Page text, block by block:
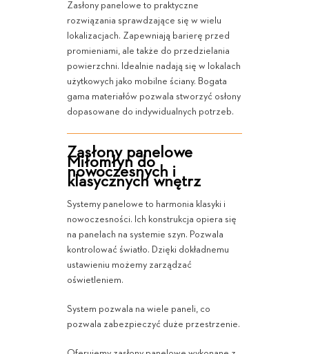
Zasłony panelowe to praktyczne
rozwiązania sprawdzające się w wielu
lokalizacjach. Zapewniają barierę przed
promieniami, ale także do przedzielania
powierzchni. Idealnie nadają się w lokalach
użytkowych jako mobilne ściany. Bogata
gama materiałów pozwala stworzyć osłony
dopasowane do indywidualnych potrzeb.
Zasłony panelowe
Miłomłyn do
nowoczesnych i
klasycznych wnętrz
Systemy panelowe to harmonia klasyki i
nowoczesności. Ich konstrukcja opiera się
na panelach na systemie szyn. Pozwala
kontrolować światło. Dzięki dokładnemu
ustawieniu możemy zarządzać
oświetleniem.
System pozwala na wiele paneli, co
pozwala zabezpieczyć duże przestrzenie.